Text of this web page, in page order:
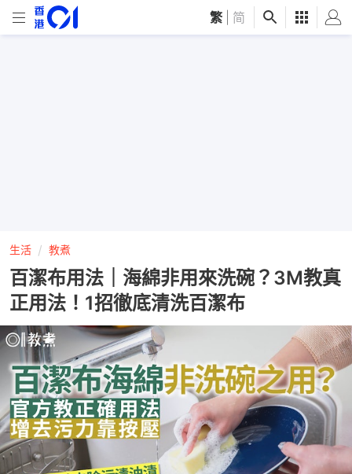
繁 简
生活 教煮
百潔布用法｜海綿非用來洗碗？3M教真
正用法！1招徹底清洗百潔布